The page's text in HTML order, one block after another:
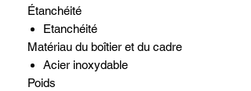
Étanchéité
Etanchéité
Matériau du boîtier et du cadre
Acier inoxydable
Poids